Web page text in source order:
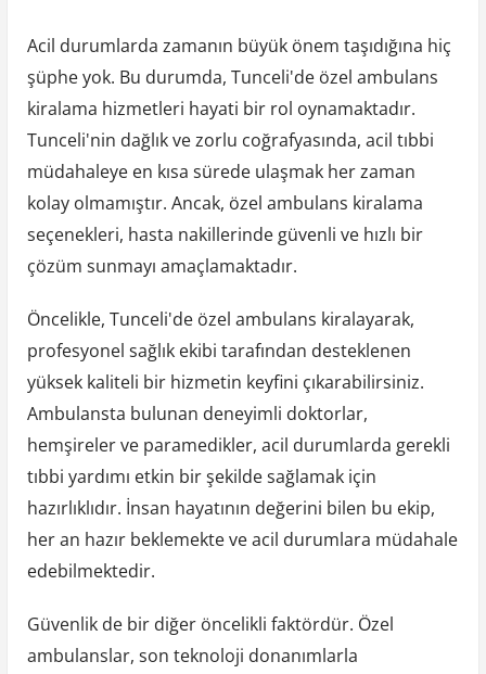
Acil durumlarda zamanın büyük önem taşıdığına hiç
şüphe yok. Bu durumda, Tunceli'de özel ambulans
kiralama hizmetleri hayati bir rol oynamaktadır.
Tunceli'nin dağlık ve zorlu coğrafyasında, acil tıbbi
müdahaleye en kısa sürede ulaşmak her zaman
kolay olmamıştır. Ancak, özel ambulans kiralama
seçenekleri, hasta nakillerinde güvenli ve hızlı bir
çözüm sunmayı amaçlamaktadır.
Öncelikle, Tunceli'de özel ambulans kiralayarak,
profesyonel sağlık ekibi tarafından desteklenen
yüksek kaliteli bir hizmetin keyfini çıkarabilirsiniz.
Ambulansta bulunan deneyimli doktorlar,
hemşireler ve paramedikler, acil durumlarda gerekli
tıbbi yardımı etkin bir şekilde sağlamak için
hazırlıklıdır. İnsan hayatının değerini bilen bu ekip,
her an hazır beklemekte ve acil durumlara müdahale
edebilmektedir.
Güvenlik de bir diğer öncelikli faktördür. Özel
ambulanslar, son teknoloji donanımlarla